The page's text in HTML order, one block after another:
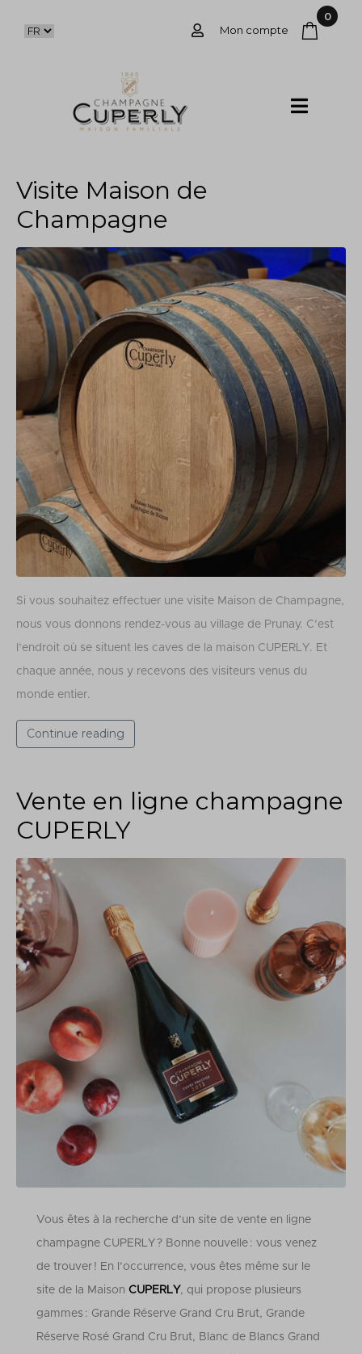
Mon compte
0
Visite Maison de
Champagne
Si vous souhaitez effectuer une visite Maison de Champagne,
nous vous donnons rendez-vous au village de Prunay. C’est
l’endroit où se situent les caves de la maison CUPERLY. Et
chaque année, nous y recevons des visiteurs venus du
monde entier.
Continue reading
Vente en ligne champagne
CUPERLY
Vous êtes à la recherche d’un site de vente en ligne
champagne CUPERLY ? Bonne nouvelle : vous venez
de trouver ! En l’occurrence, vous êtes même sur le
site de la Maison CUPERLY, qui propose plusieurs
gammes : Grande Réserve Grand Cru Brut, Grande
Réserve Rosé Grand Cru Brut, Blanc de Blancs Grand